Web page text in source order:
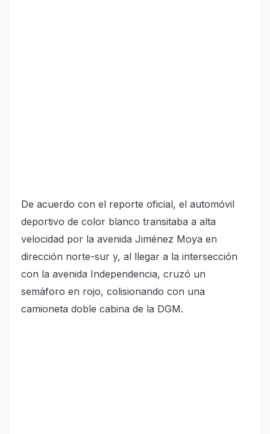
De acuerdo con el reporte oficial, el automóvil
deportivo de color blanco transitaba a alta
velocidad por la avenida Jiménez Moya en
dirección norte-sur y, al llegar a la intersección
con la avenida Independencia, cruzó un
semáforo en rojo, colisionando con una
camioneta doble cabina de la DGM.